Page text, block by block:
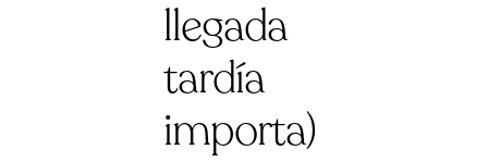
llegada
tardía
importa)